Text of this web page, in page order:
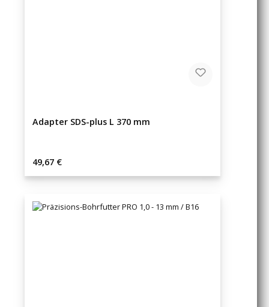
Adapter SDS-plus L 370 mm
Regulärer Preis:
49,67 €